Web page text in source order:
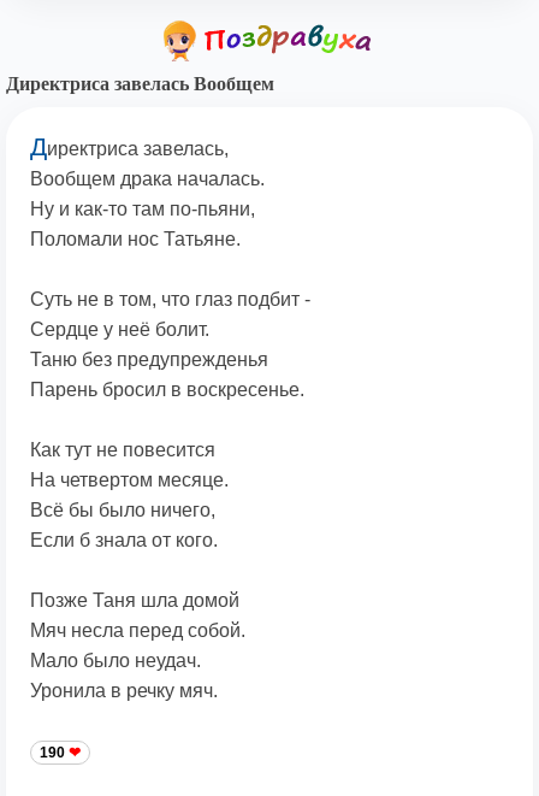
Директриса завелась Вообщем
Директриса завелась,
Вообщем драка началась.
Ну и как-то там по-пьяни,
Поломали нос Татьяне.
Суть не в том, что глаз подбит -
Сердце у неё болит.
Таню без предупрежденья
Парень бросил в воскресенье.
Как тут не повесится
На четвертом месяце.
Всё бы было ничего,
Если б знала от кого.
Позже Таня шла домой
Мяч несла перед собой.
Мало было неудач.
Уронила в речку мяч.
190